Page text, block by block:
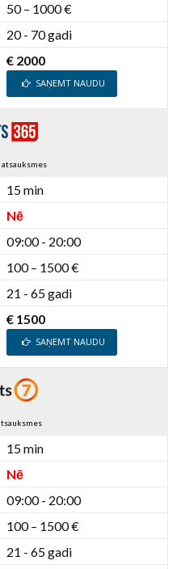
50 – 1000 €
20 - 70 gadi
€ 2000
SAŅEMT NAUDU
atsauksmes
15 min
Nē
09:00 - 20:00
100 – 1500 €
21 - 65 gadi
€ 1500
SAŅEMT NAUDU
15 min
Nē
09:00 - 20:00
100 – 1500 €
21 - 65 gadi